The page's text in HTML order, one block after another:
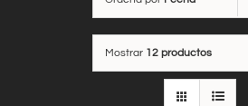
Mostrar 12 productos